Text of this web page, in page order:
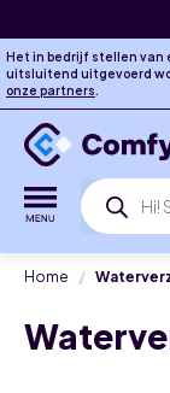
Het in bedrijf stellen van
uitsluitend uitgevoerd
onze partners.
zoeken
Home